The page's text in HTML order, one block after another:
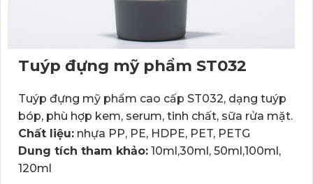
Tuýp đựng mỹ phẩm ST032
Tuýp đựng mỹ phẩm cao cấp ST032, dạng tuýp
bóp, phù hợp kem, serum, tinh chất, sữa rửa mặt.
Chất liệu: nhựa PP, PE, HDPE, PET, PETG
Dung tích tham khảo: 10ml,30ml, 50ml,100ml,
120ml